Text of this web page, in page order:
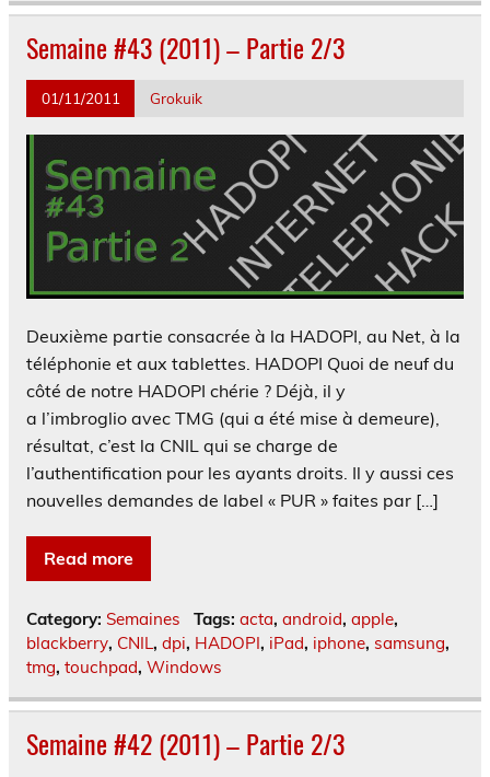
Semaine #43 (2011) – Partie 2/3
01/11/2011 Grokuik
Deuxième partie consacrée à la HADOPI, au Net, à la
téléphonie et aux tablettes. HADOPI Quoi de neuf du
côté de notre HADOPI chérie ? Déjà, il y
a l’imbroglio avec TMG (qui a été mise à demeure),
résultat, c’est la CNIL qui se charge de
l’authentification pour les ayants droits. Il y aussi ces
nouvelles demandes de label « PUR » faites par […]
Read more
Category: Semaines Tags: acta, android, apple,
blackberry, CNIL, dpi, HADOPI, iPad, iphone, samsung,
tmg, touchpad, Windows
Semaine #42 (2011) – Partie 2/3